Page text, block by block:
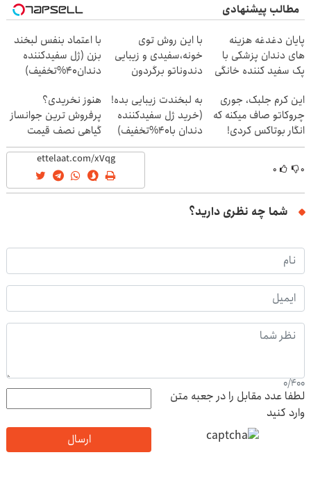
مطالب پیشنهادی
پایان دغدغه هزینه
های دندان پزشکی با
پک سفید کننده خانگی
با این روش توی
خونه،سفیدی و زیبایی
دندوناتو برگردون
با اعتماد بنفس لبخند
بزن (ژل سفیدکننده
دندان40%تخفیف)
این کرم جلبک، جوری
چروکاتو صاف میکنه که
انگار بوتاکس کردی!
(تخفیف ویژه)
به لبخندت زیبایی بده!
(خرید ژل سفیدکننده
دندان با40%تخفیف)
هنوز نخریدی؟
پرفروش ترین جوانساز
گیاهی نصف قیمت
۰ ۰
شما چه نظری دارید؟
0/400
لطفا عدد مقابل را در جعبه متن
وارد کنید
ارسال